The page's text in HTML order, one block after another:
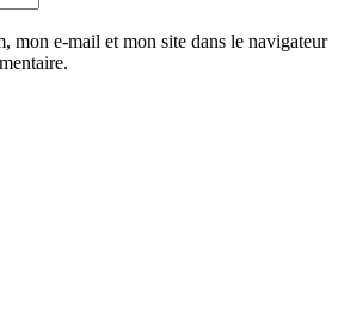
mon e-mail et mon site dans le navigateur